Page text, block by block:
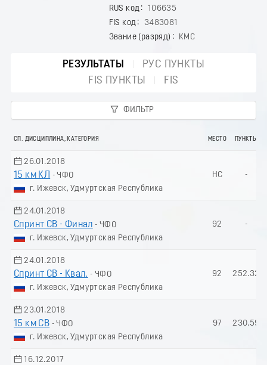
RUS код
106635
FIS код
3483081
Звание (разряд)
КМС
РЕЗУЛЬТАТЫ
РУС ПУНКТЫ
FIS ПУНКТЫ
FIS
ФИЛЬТР
СП. ДИСЦИПЛИНА, КАТЕГОРИЯ МЕСТО ПУНКТЫ
26.01.2018
15 км КЛ
- ЧФО
г. Ижевск, Удмуртская Республика
НС -
24.01.2018
Спринт СВ - Финал - ЧФО
г. Ижевск, Удмуртская Республика
92 -
24.01.2018
Спринт СВ - Квал. - ЧФО
г. Ижевск, Удмуртская Республика
92 252.32
23.01.2018
15 км СВ - ЧФО
г. Ижевск, Удмуртская Республика
97 230.59
16.12.2017